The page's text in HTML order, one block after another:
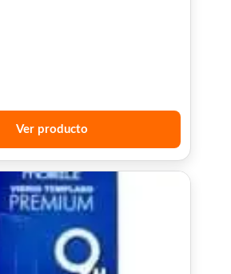
Ver producto